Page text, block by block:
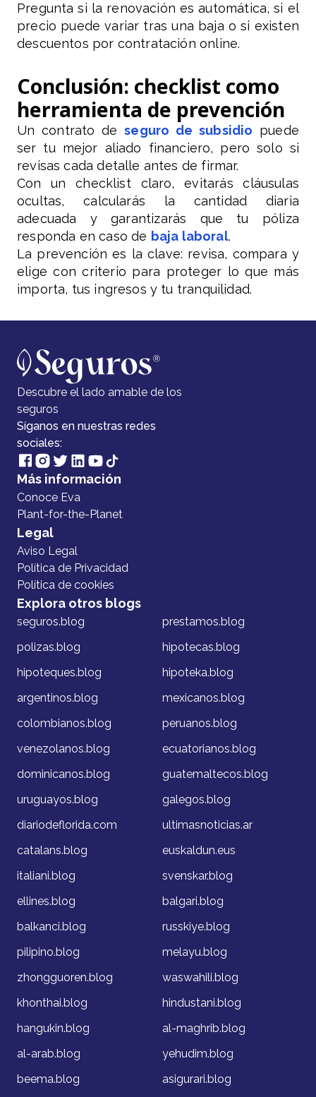
Pregunta si la renovación es automática, si el
precio puede variar tras una baja o si existen
descuentos por contratación online.
Conclusión: checklist como
herramienta de prevención
Un contrato deseguro de subsidio puede
ser tu mejor aliado financiero, pero solo si
revisas cada detalle antes de firmar.
Con un checklist claro, evitarás cláusulas
ocultas, calcularás la cantidad diaria
adecuada y garantizarás que tu póliza
responda en caso de baja laboral.
La prevención es la clave: revisa, compara y
elige con criterio para proteger lo que más
importa, tus ingresos y tu tranquilidad.
Descubre el lado amable de los
seguros
Síganos en nuestras redes
sociales:
Más información
Conoce Eva
Plant-for-the-Planet
Legal
Aviso Legal
Política de Privacidad
Política de cookies
Explora otros blogs
seguros.blog
prestamos.blog
polizas.blog
hipotecas.blog
hipoteques.blog
hipoteka.blog
argentinos.blog
mexicanos.blog
colombianos.blog
peruanos.blog
venezolanos.blog
ecuatorianos.blog
dominicanos.blog
guatemaltecos.blog
uruguayos.blog
galegos.blog
diariodeflorida.com
ultimasnoticias.ar
catalans.blog
euskaldun.eus
italiani.blog
svenskar.blog
ellines.blog
balgari.blog
balkanci.blog
russkiye.blog
pilipino.blog
melayu.blog
zhongguoren.blog
waswahili.blog
khonthai.blog
hindustani.blog
hangukin.blog
al-maghrib.blog
al-arab.blog
yehudim.blog
beema.blog
asigurari.blog